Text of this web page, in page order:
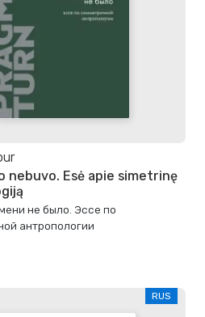
nebuvo. Esė apie simetrinę
не было. Эссе по
антропологии
RUS